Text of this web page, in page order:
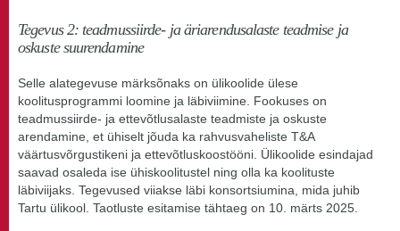
Tegevus 2: teadmussiirde- ja äriarendusalaste teadmise ja
oskuste suurendamine
Selle alategevuse märksõnaks on ülikoolide ülese
koolitusprogrammi loomine ja läbiviimine. Fookuses on
teadmussiirde- ja ettevõtlusalaste teadmiste ja oskuste
arendamine, et ühiselt jõuda ka rahvusvaheliste T&A
väärtusvõrgustikeni ja ettevõtluskoostööni. Ülikoolide esindajad
saavad osaleda ise ühiskoolitustel ning olla ka koolituste
läbiviijaks. Tegevused viiakse läbi konsortsiumina, mida juhib
Tartu ülikool. Taotluste esitamise tähtaeg on 10. märts 2025.